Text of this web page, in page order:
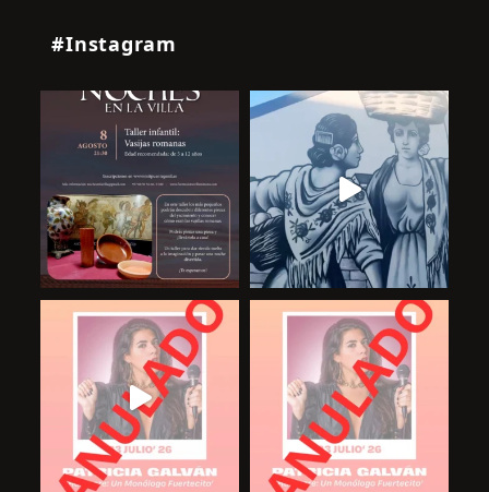
#Instagram